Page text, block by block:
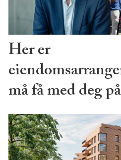
Her er
må få med deg